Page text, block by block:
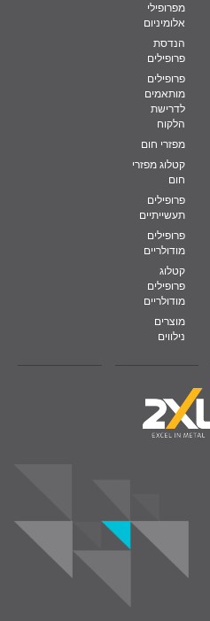
מפרופילי
אלומיניום
הנדסת
פרופילים
פרופילים
מותאמים
לדרישת
הלקוח
מפזרי חום
קטלוג מפזרי
חום
פרופילים
תעשייתיים
פרופילים
מודולריים
קטלוג
פרופילים
מודולריים
מוצרים
נילווים